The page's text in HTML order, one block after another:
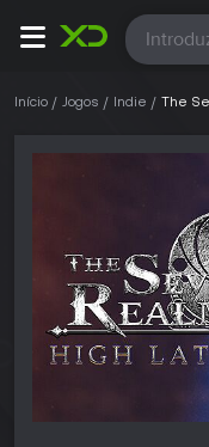
Todas
Início Jogos Indie The